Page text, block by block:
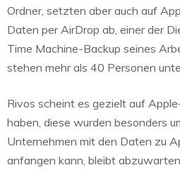
Ordner, setzten aber auch auf
Daten per AirDrop ab, einer der
Time Machine-Backup seines
stehen mehr als 40 Personen
Rivos scheint es gezielt auf
haben, diese wurden besonders
Unternehmen mit den Daten zu
anfangen kann, bleibt